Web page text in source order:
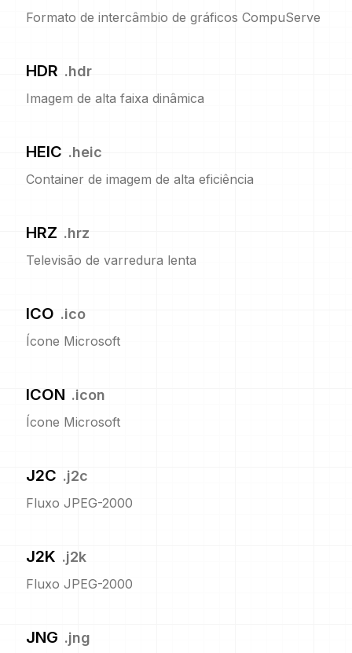
Formato de intercâmbio de gráficos CompuServe
HDR .hdr
Imagem de alta faixa dinâmica
HEIC .heic
Container de imagem de alta eficiência
HRZ .hrz
Televisão de varredura lenta
ICO .ico
Ícone Microsoft
ICON .icon
Ícone Microsoft
J2C .j2c
Fluxo JPEG-2000
J2K .j2k
Fluxo JPEG-2000
JNG .jng